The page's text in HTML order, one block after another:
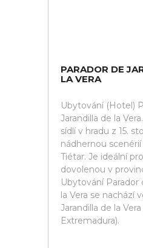
PARADOR DE
LA VERA
Ubytování (Hotel)
Jarandilla de la
sídlí v hradu z 15.
nádhernou scenérií
Tiétar. Je ideální
dovolenou v
Ubytování Parador
la Vera se nachází
Jarandilla de la
Extremadura).